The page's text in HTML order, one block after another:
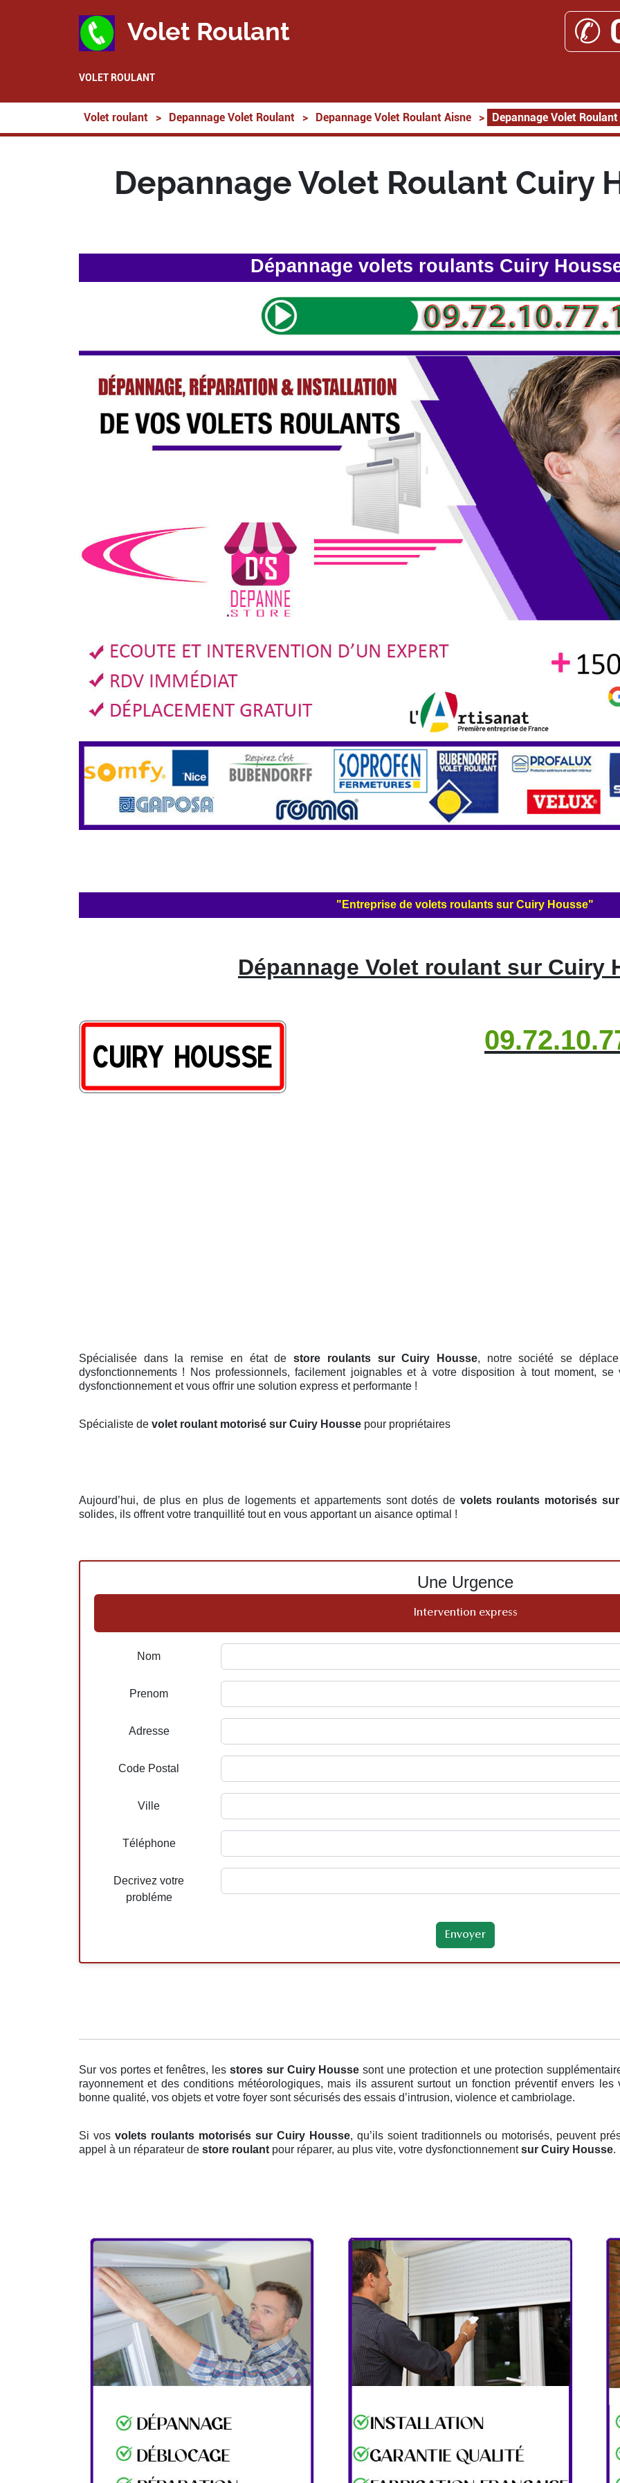
Volet Roulant ✆
VOLET ROULANT
Volet roulant > Depannage Volet Roulant > Depannage Volet Roulant Aisne > Depannage Volet
Depannage Volet Roulant Cuiry
Dépannage volets roulants Cuiry
"Entreprise de volets roulants sur Cuiry Housse"
Dépannage Volet roulant sur Cuiry
Spécialisée dans la remise en état destore roulants sur Cuiry Housse, notre société se
dysfonctionnements ! Nos professionnels, facilement joignables et à votre disposition à tout moment,
dysfonctionnement et vous offrir une solution express et performante !
Spécialiste de volet roulant motorisé sur Cuiry Housse pour propriétaires
Aujourd’hui, de plus en plus de logements et appartements sont dotés de volets roulants motorisés
solides, ils offrent votre tranquillité tout en vous apportant un aisance optimal !
Une Urgence
Intervention express
Nom
Prenom
Adresse
Code Postal
Ville
Téléphone
Decrivez votre
probléme
Sur vos portes et fenêtres, les stores sur Cuiry Houssesont une protection et une protection
rayonnement et des conditions météorologiques, mais ils assurent surtout un fonction préventif envers
bonne qualité, vos objets et votre foyer sont sécurisés des essais d’intrusion, violence et cambriolage.
Si vos volets roulants motorisés sur Cuiry Housse, qu’ils soient traditionnels ou motorisés, peuvent
appel à un réparateur de store roulant pour réparer, au plus vite, votre dysfonctionnementsur Cuiry Housse.